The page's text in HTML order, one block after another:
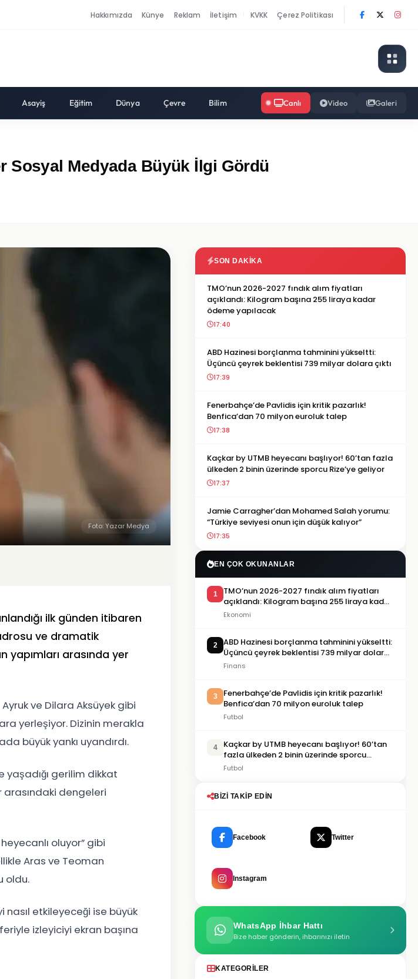
Hakkımızda Künye Reklam İletişim KVKK Çerez Politikası
Asayiş Eğitim Dünya Çevre Bilim Canlı Video Galeri
Sosyal Medyada Büyük İlgi Gördü
Foto: Yazar Medya
ilk günden itibaren
ve dramatik
yapımları arasında yer
ve Dilara Aksüyek gibi
yerleşiyor. Dizinin merakla
büyük yankı uyandırdı.
gerilim dikkat
arasındaki dengeleri
oluyor” gibi
Aras ve Teoman
oldu.
etkileyeceği ise büyük
izleyiciyi ekran başına
SON DAKIKA
TMO’nun 2026-2027 fındık alım fiyatları
açıklandı: Kilogram başına 255 liraya kadar
ödeme yapılacak
17:40
ABD Hazinesi borçlanma tahminini yükseltti:
Üçüncü çeyrek beklentisi 739 milyar dolara çıktı
17:39
Fenerbahçe’de Pavlidis için kritik pazarlık!
Benfica’dan 70 milyon euroluk talep
17:38
Kaçkar by UTMB heyecanı başlıyor! 60’tan fazla
ülkeden 2 binin üzerinde sporcu Rize’ye geliyor
17:37
Jamie Carragher’dan Mohamed Salah yorumu:
“Türkiye seviyesi onun için düşük kalıyor”
17:35
EN ÇOK OKUNANLAR
1
TMO’nun 2026-2027 fındık alım fiyatları
açıklandı: Kilogram başına 255 liraya kadar
ödeme yapılacak
Ekonomi
2
ABD Hazinesi borçlanma tahminini yükseltti:
Üçüncü çeyrek beklentisi 739 milyar dolara
çıktı
Finans
3
Fenerbahçe’de Pavlidis için kritik pazarlık!
Benfica’dan 70 milyon euroluk talep
Futbol
4
Kaçkar by UTMB heyecanı başlıyor! 60’tan
fazla ülkeden 2 binin üzerinde sporcu
Rize’ye geliyor
Futbol
BIZI TAKIP EDIN
Facebook Twitter
Instagram
WhatsApp İhbar Hattı
Bize haber gönderin, ihbarınızı iletin
KATEGORILER